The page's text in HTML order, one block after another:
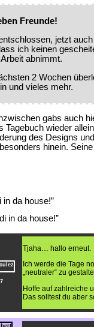
Freunde!
jetzt
ich keinen
abnimmt.
2 Wochen
und vieles mehr.
gabs auch
Tagebuch wieder
des Designs
hinein.
da house!”
in da house!”
Tjaha… hallo erneut.
Ich werde die Tage
„neutraler“ zu
Hoffe auf zahlreiche
Das solltest du aber